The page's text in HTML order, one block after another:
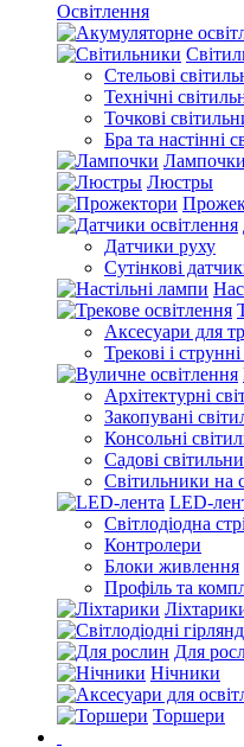
Освітлення
Стельові
Технічні
Точкові
Бра та настінні
Лампочки
Люстры
Датчики руху
Сутінкові
Аксесуари для
Трекові і
Архітектурні
Закопувані
Консольні
Садові
Світильники на
LED-
Світлодіодна
Контролери
Блоки живлення
Профіль та
Для
Нічники
Торшери